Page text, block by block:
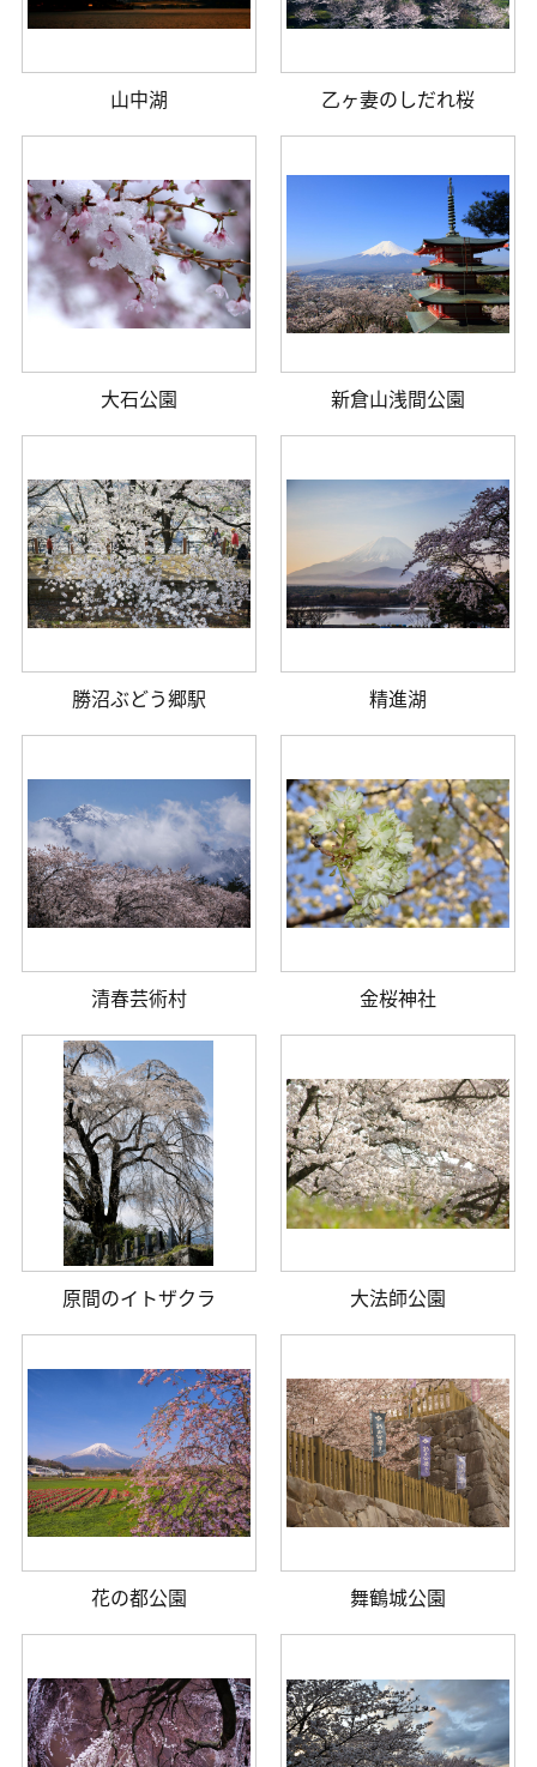
山中湖 乙ヶ妻のしだれ桜
大石公園 新倉山浅間公園
勝沼ぶどう郷駅 精進湖
清春芸術村 金桜神社
原間のイトザクラ 大法師公園
花の都公園 舞鶴城公園